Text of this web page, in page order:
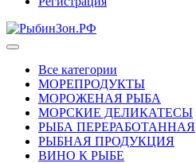
Все категории
МОРЕПРОДУКТЫ
МОРОЖЕНАЯ РЫБА
МОРСКИЕ ДЕЛИКАТЕСЫ
РЫБА ПЕРЕРАБОТАННАЯ
РЫБНАЯ ПРОДУКЦИЯ
ВИНО К РЫБЕ